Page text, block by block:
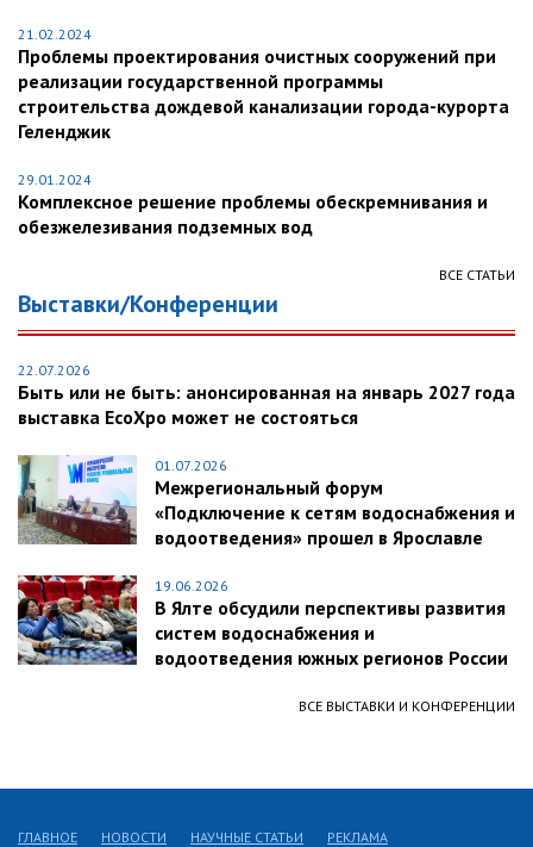
21.02.2024
Проблемы проектирования очистных сооружений при
реализации государственной программы
строительства дождевой канализации города-курорта
Геленджик
29.01.2024
Комплексное решение проблемы обескремнивания и
обезжелезивания подземных вод
ВСЕ СТАТЬИ
Выставки/Конференции
22.07.2026
Быть или не быть: анонсированная на январь 2027 года
выставка EcoXpo может не состояться
01.07.2026
Межрегиональный форум
«Подключение к сетям водоснабжения и
водоотведения» прошел в Ярославле
19.06.2026
В Ялте обсудили перспективы развития
систем водоснабжения и
водоотведения южных регионов России
ВСЕ ВЫСТАВКИ И КОНФЕРЕНЦИИ
ГЛАВНОЕ НОВОСТИ НАУЧНЫЕ СТАТЬИ РЕКЛАМА